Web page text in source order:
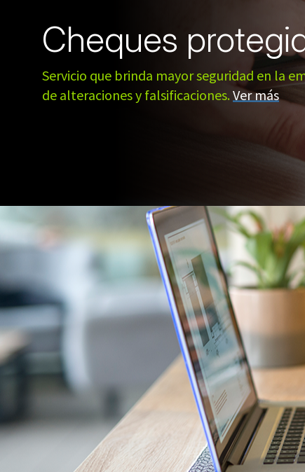
Cheques
Servicio que brinda mayor seguridad en la
de alteraciones y falsificaciones. Ver más